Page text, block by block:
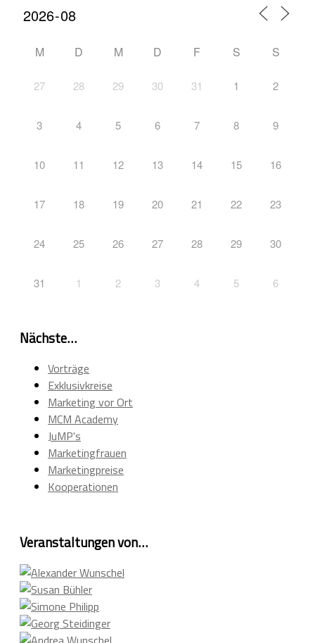
M D M D F S S
27 28 29 30 31 1 2
3 4 5 6 7 8 9
10 11 12 13 14 15 16
17 18 19 20 21 22 23
24 25 26 27 28 29 30
31 1 2 3 4 5 6
Nächste…
Vorträge
Exklusivkreise
Marketing vor Ort
MCM Academy
JuMP's
Marketingfrauen
Marketingpreise
Kooperationen
Veranstaltungen von…